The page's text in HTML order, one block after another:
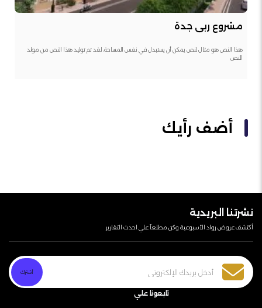
مشروع ربى جدة
هذا النص هو مثال لنص يمكن أن يستبدل في نفس المساحة، لقد تم توليد هذا النص من مولد
النص
أضف رأيك
نشرتنا البريدية
أكتشف عروض رواد الأسبوعية وكن مطلعآ علي احدث التقارير
تابعونا علي